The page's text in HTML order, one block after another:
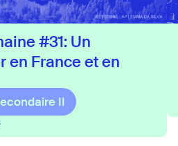
#31: Un
en France et en
II